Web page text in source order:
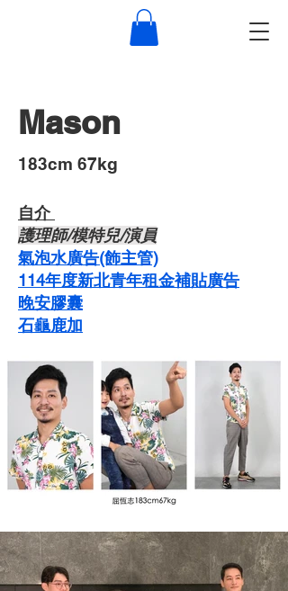
Mason
​183cm 67kg
自介 ​
​護理師/模特兒/演員
氣泡水廣告(飾主管)
114年度新北青年租金補貼廣告
晚安膠囊
石龜鹿加